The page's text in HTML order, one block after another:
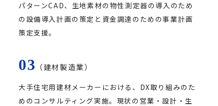
パターンCAD、生地素材の物性測定器の導入のため
の設備導入計画の策定と資金調達のための事業計画
策定支援。
（建材製造業）
大手住宅用建材メーカーにおける、DX取り組みのた
めのコンサルティング実施。現状の営業・設計・生